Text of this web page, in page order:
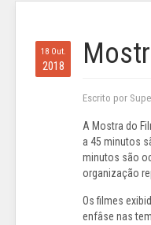
18 Out.
2018
Escrito por
A Mostra do
a 45 minutos
minutos são
organização
Os filmes
enfâse nas